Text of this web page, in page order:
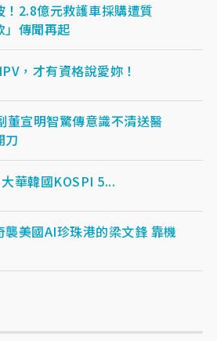
2.8億元救護車採購遭質
傳聞再起
，才有資格說愛妳！
董宣明智驚傳意識不清送醫
刀
華韓國KOSPI 5...
襲美國AI珍珠港的梁文鋒 靠機